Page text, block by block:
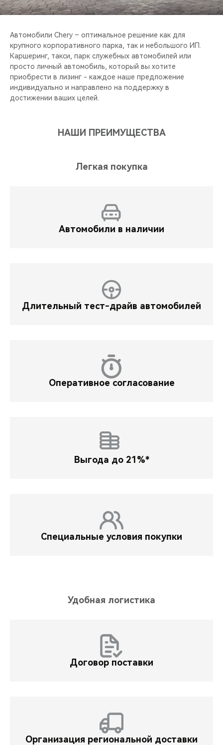
НАШИ МЕРОПРИЯТИЯ
ВИДЕООБЗОРЫ
CHERY ДЛЯ ДЕТЕЙ
Автомобили Chery – оптимальное решение как для
крупного корпоративного парка, так и небольшого ИП.
Каршеринг, такси, парк служебных автомобилей или
просто личный автомобиль, который вы хотите
приобрести в лизинг - каждое наше предложение
индивидуально и направлено на поддержку в
достижении ваших целей.
НАШИ ПРЕИМУЩЕСТВА
Легкая покупка
Автомобили в наличии
Длительный тест-драйв автомобилей
Оперативное согласование
Выгода до 21%*
Специальные условия покупки
Удобная логистика
Договор поставки
Организация региональной доставки